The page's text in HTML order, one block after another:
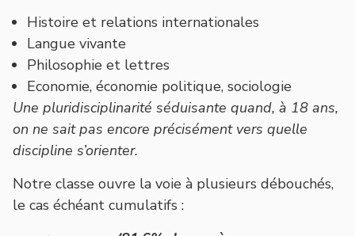
Histoire et relations internationales
Langue vivante
Philosophie et lettres
Economie, économie politique, sociologie
Une pluridisciplinarité séduisante quand, à 18 ans,
on ne sait pas encore précisément vers quelle
discipline s’orienter.
Notre classe ouvre la voie à plusieurs débouchés,
le cas échéant cumulatifs :